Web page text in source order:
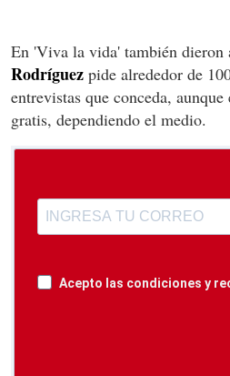
En 'Viva la vida' también dieron
Rodríguez pide alrededor de
entrevistas que conceda,
gratis, dependiendo el medio.
Acepto las condiciones y